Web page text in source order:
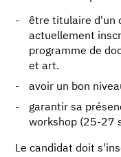
être titulaire d'un
actuellement
programme de
et art.
avoir un bon
garantir sa
workshop (25-27
Le candidat doit